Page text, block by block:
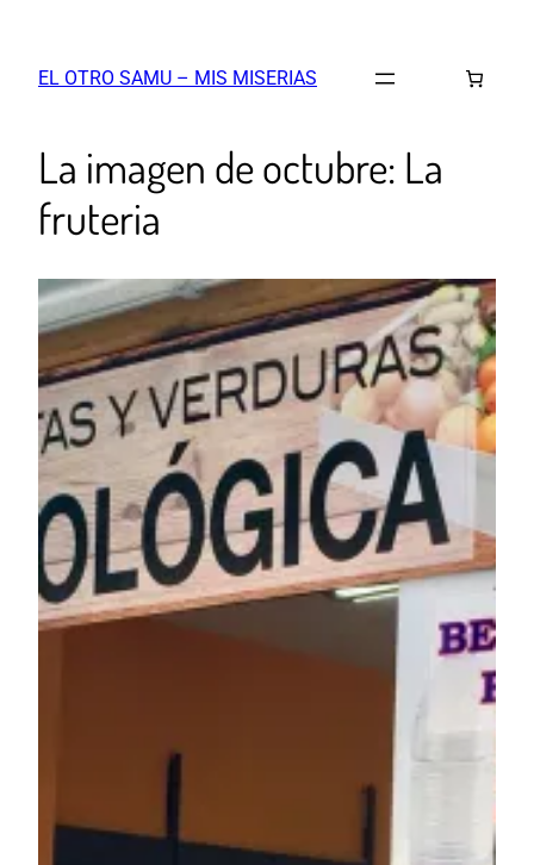
EL OTRO SAMU – MIS MISERIAS
La imagen de octubre: La
fruteria